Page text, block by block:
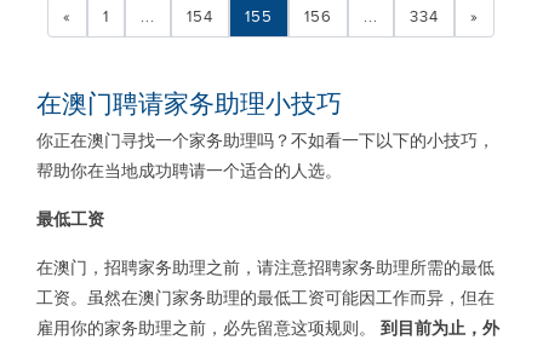
« 1 ... 154 155 156 ... 334 »
在澳门聘请家务助理小技巧
你正在澳门寻找一个家务助理吗？不如看一下以下的小技巧，
帮助你在当地成功聘请一个适合的人选。
最低工资
在澳门，招聘家务助理之前，请注意招聘家务助理所需的最低
工资。虽然在澳门家务助理的最低工资可能因工作而异，但在
雇用你的家务助理之前，必先留意这项规则。 到 目前为止，外